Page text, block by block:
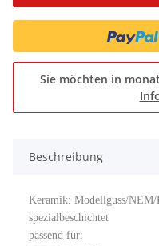
Sie möchten in
Beschreibung
Keramik: Modellguss/NEM/
spezialbeschichtet
passend für: